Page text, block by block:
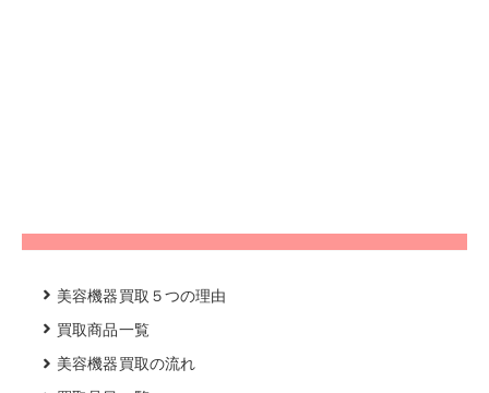
美容機器買取５つの理由
買取商品一覧
美容機器買取の流れ